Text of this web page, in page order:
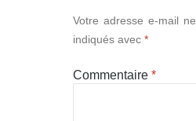
Votre adresse e-mail
indiqués avec *
Commentaire *